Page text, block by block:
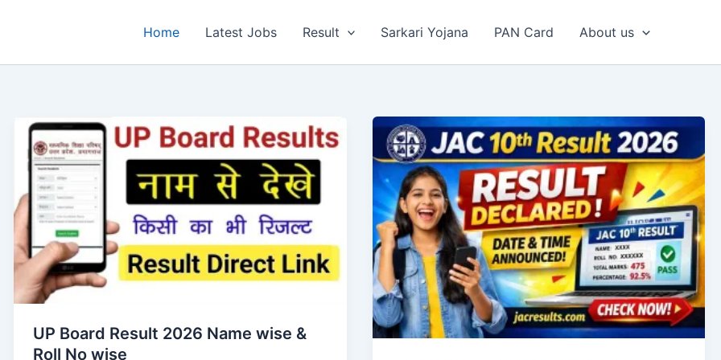
Home Latest Jobs Result Sarkari Yojana PAN Card About us
UP Board Result 2026 Name wise &
Roll No wise